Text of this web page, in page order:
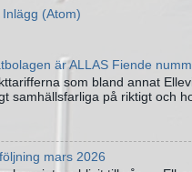
Inlägg (Atom)
är ALLAS Fiende
som bland annat
samhällsfarliga på riktigt och
mars 2026